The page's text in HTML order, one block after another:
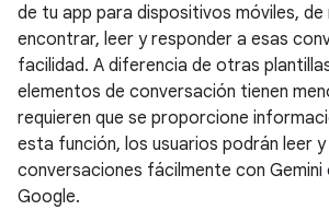
de tu app para dispositivos móviles, de
encontrar, leer y responder a esas
facilidad. A diferencia de otras
elementos de conversación tienen
requieren que se proporcione
esta función, los usuarios podrán leer
conversaciones fácilmente con Gemini
Google.